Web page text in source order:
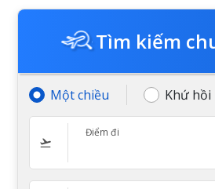
Tìm kiếm
Một chiều Khứ hồi
Điểm đi